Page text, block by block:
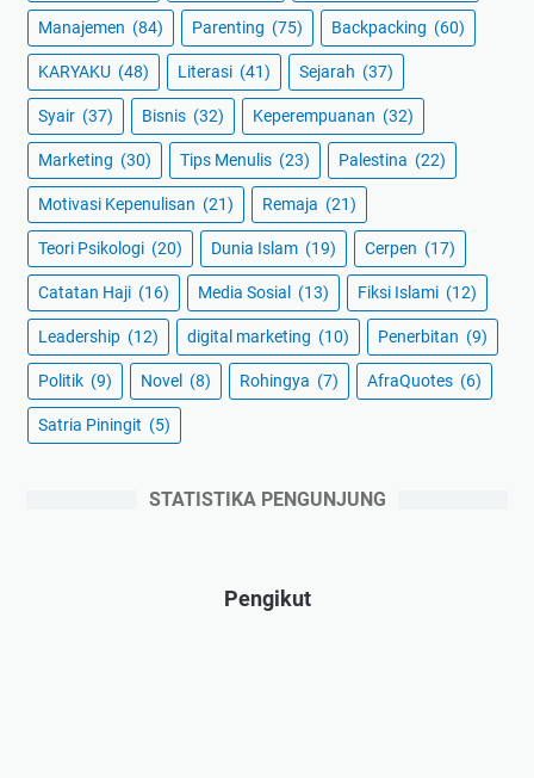
Manajemen (84) Parenting (75) Backpacking (60)
KARYAKU (48) Literasi (41) Sejarah (37)
Syair (37) Bisnis (32) Keperempuanan (32)
Marketing (30) Tips Menulis (23) Palestina (22)
Motivasi Kepenulisan (21) Remaja (21)
Teori Psikologi (20) Dunia Islam (19) Cerpen (17)
Catatan Haji (16) Media Sosial (13) Fiksi Islami (12)
Leadership (12) digital marketing (10) Penerbitan (9)
Politik (9) Novel (8) Rohingya (7) AfraQuotes (6)
Satria Piningit (5)
STATISTIKA PENGUNJUNG
Pengikut